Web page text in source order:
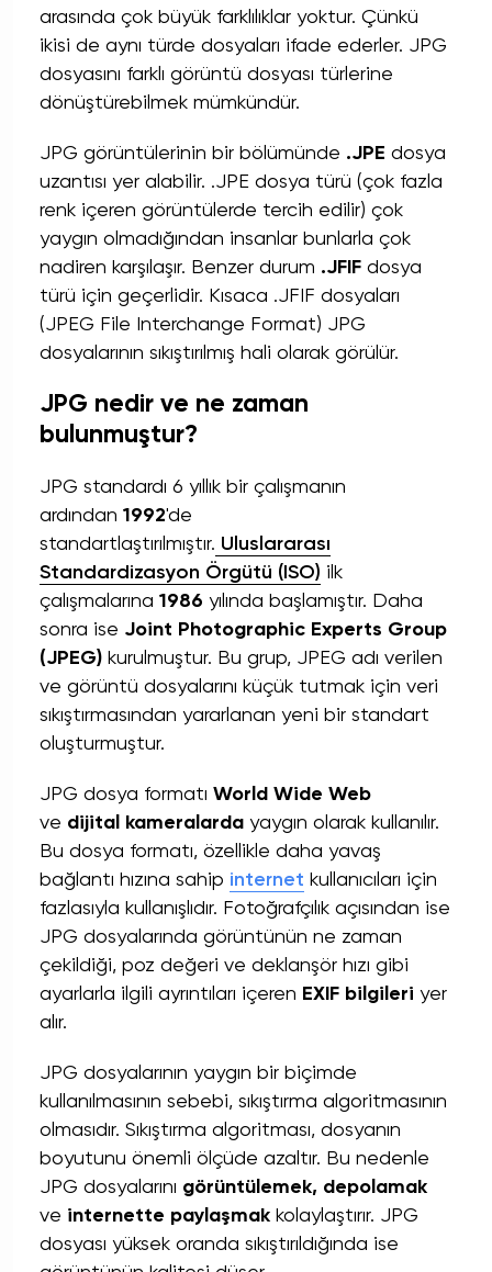
arasında çok büyük farklılıklar yoktur. Çünkü
ikisi de aynı türde dosyaları ifade ederler. JPG
dosyasını farklı görüntü dosyası türlerine
dönüştürebilmek mümkündür.
JPG görüntülerinin bir bölümünde .JPE dosya
uzantısı yer alabilir. .JPE dosya türü (çok fazla
renk içeren görüntülerde tercih edilir) çok
yaygın olmadığından insanlar bunlarla çok
nadiren karşılaşır. Benzer durum .JFIF dosya
türü için geçerlidir. Kısaca .JFIF dosyaları
(JPEG File Interchange Format) JPG
dosyalarının sıkıştırılmış hali olarak görülür.
JPG nedir ve ne zaman
bulunmuştur?
JPG standardı 6 yıllık bir çalışmanın
ardından 1992'de
standartlaştırılmıştır. Uluslararası
Standardizasyon Örgütü (ISO) ilk
çalışmalarına 1986 yılında başlamıştır. Daha
sonra ise Joint Photographic Experts Group
(JPEG) kurulmuştur. Bu grup, JPEG adı verilen
ve görüntü dosyalarını küçük tutmak için veri
sıkıştırmasından yararlanan yeni bir standart
oluşturmuştur.
JPG dosya formatı World Wide Web
ve dijital kameralarda yaygın olarak kullanılır.
Bu dosya formatı, özellikle daha yavaş
bağlantı hızına sahip internet kullanıcıları için
fazlasıyla kullanışlıdır. Fotoğrafçılık açısından ise
JPG dosyalarında görüntünün ne zaman
çekildiği, poz değeri ve deklanşör hızı gibi
ayarlarla ilgili ayrıntıları içeren EXIF bilgileri yer
alır.
JPG dosyalarının yaygın bir biçimde
kullanılmasının sebebi, sıkıştırma algoritmasının
olmasıdır. Sıkıştırma algoritması, dosyanın
boyutunu önemli ölçüde azaltır. Bu nedenle
JPG dosyalarını görüntülemek, depolamak
ve internette paylaşmak kolaylaştırır. JPG
dosyası yüksek oranda sıkıştırıldığında ise